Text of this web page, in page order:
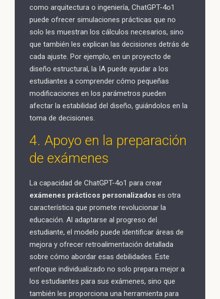
como arquitectura o ingeniería, ChatGPT-4o1
puede ofrecer simulaciones prácticas que no
solo les muestran los cálculos necesarios, sino
que también les explican las decisiones detrás de
cada ajuste. Por ejemplo, en un proyecto de
diseño estructural, la IA puede ayudar a los
estudiantes a comprender cómo pequeñas
modificaciones en los parámetros pueden
afectar la estabilidad del diseño, guiándolos en la
toma de decisiones.
4. Apoyo en la preparación
de exámenes
La capacidad de ChatGPT-4o1 para crear
exámenes prácticos personalizados es otra
característica que promete revolucionar la
educación. Al adaptarse al progreso del
estudiante, el modelo puede identificar áreas de
mejora y ofrecer retroalimentación detallada
sobre cómo abordar esas debilidades. Este
enfoque individualizado no solo prepara mejor a
los estudiantes para sus exámenes, sino que
también les proporciona una herramienta para